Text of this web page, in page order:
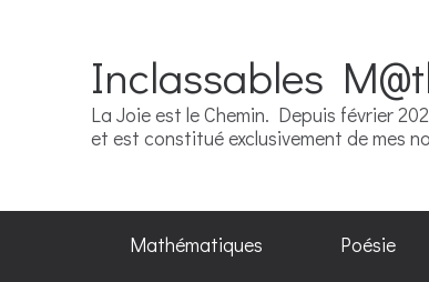
Inclassables
La Joie est le Chemin. Depuis février
et est constitué exclusivement de mes
Mathématiques Poésie